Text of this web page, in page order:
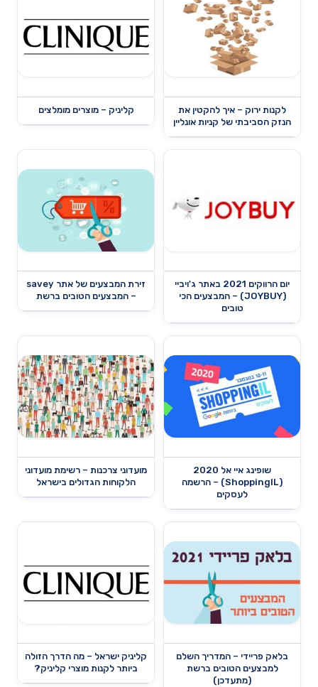
לקנות ירוק – איך להקטין את
הנזק הסביבתי של קניות אונליין
קליניק – מוצרים מומלצים
יום הרווקים 2021 באתר ג'ויביי
(JOYBUY) – המבצעים הכי
טובים
זירת המבצעים של אתר savey
– המבצעים הטובים ברשת
שופינג איי אל 2020
(ShoppingIL) – הרשמה
לעסקים
מועדוני צרכנות – רשימת מועדוני
הלקוחות הגדולים בישראל
בלאק פריידי – המדריך השלם
למבצעים הטובים ברשת
(מתעדכן)
קליניק ישראל – מה הדרך הזולה
ביותר לקנות מוצרי קליניק?